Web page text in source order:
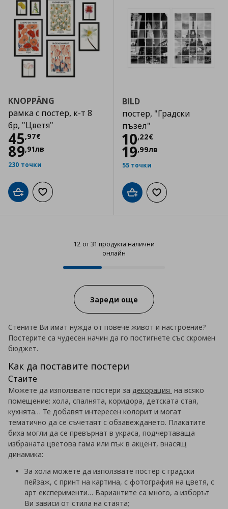
KNOPPÄNG
рамка с постер, к-т 8
бр, "Цветя"
45,97€
Цена
89,91лв
230 точки
Добави в кошницата
Добави към списъка с любими
BILD
постер, "Градски
пъзел"
10,22€
Цена
19,99лв
55 точки
Добави в кошницата
Добави към
12 от 31 продукта налични
онлайн
12 от 31 продукта налични
Progress:
Зареди още
Стените Ви имат нужда от повече живот и настроение?
Постерите са чудесен начин да го постигнете със скромен
бюджет.
Как да поставите постери
Стаите
Можете да използвате постери за декорация на всяко
помещение: хола, спалнята, коридора, детската стая,
кухнята… Те добавят интересен колорит и могат
тематично да се съчетаят с обзавеждането. Плакатите
биха могли да се превърнат в украса, подчертаваща
избраната цветова гама или пък в акцент, внасящ
динамика:
За хола можете да използвате постер с градски
пейзаж, с принт на картина, с фотография на цветя, с
арт експерименти… Вариантите са много, а изборът
Ви зависи от стила на стаята;